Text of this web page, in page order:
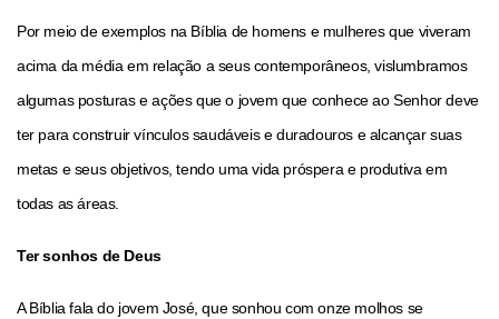
Por meio de exemplos na Bíblia de homens e mulheres que viveram
acima da média em relação a seus contemporâneos, vislumbramos
algumas posturas e ações que o jovem que conhece ao Senhor deve
ter para construir vínculos saudáveis e duradouros e alcançar suas
metas e seus objetivos, tendo uma vida próspera e produtiva em
todas as áreas.
Ter sonhos de Deus
A Bíblia fala do jovem José, que sonhou com onze molhos se